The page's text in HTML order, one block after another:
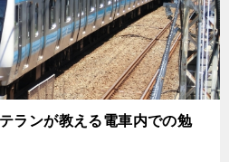
ランが教える電車内での勉